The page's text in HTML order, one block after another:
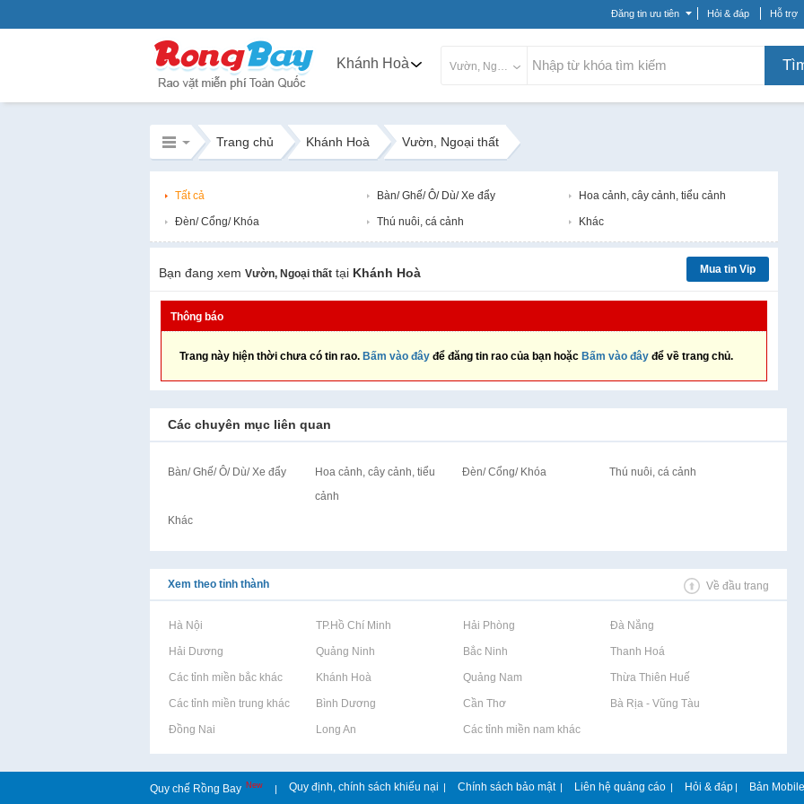
Đăng tin ưu tiên Hỏi & đáp Hỗ trợ
Khánh Hoà Vườn, Ngoại thất
Trang chủ Khánh Hoà Vườn, Ngoại thất
Tất cả Bàn/ Ghế/ Ô/ Dù/ Xe đẩy Hoa cảnh, cây cảnh, tiểu cảnh
Đèn/ Cổng/ Khóa Thú nuôi, cá cảnh Khác
Bạn đang xem Vườn, Ngoại thất tại Khánh Hoà Mua tin Vip
Thông báo
Trang này hiện thời chưa có tin rao. Bấm vào đây để đăng tin rao của bạn hoặc Bấm vào đây để về trang chủ.
Các chuyên mục liên quan
Bàn/ Ghế/ Ô/ Dù/ Xe đẩy
Hoa cảnh, cây cảnh, tiểu
cảnh
Đèn/ Cổng/ Khóa Thú nuôi, cá cảnh
Khác
Xem theo tỉnh thành Về đầu trang
Rao vặt tại Hà Nội Rao vặt tại TP.Hồ Chí Minh Rao vặt tại Hải Phòng Rao vặt tại Đà Nẵng
Rao vặt tại Hải Dương Rao vặt tại Quảng Ninh Rao vặt tại Bắc Ninh Rao vặt tại Thanh Hoá
Rao vặt tại Các tỉnh miền bắc khácRao vặt tại Khánh Hoà Rao vặt tại Quảng Nam Rao vặt tại Thừa Thiên Huế
Rao vặt tại Các tỉnh miền trung khácRao vặt tại Bình Dương Rao vặt tại Cần Thơ Rao vặt tại Bà Rịa - Vũng Tàu
Rao vặt tại Đồng Nai Rao vặt tại Long An Rao vặt tại Các tỉnh miền nam khác
Quy chế Rồng Bay New | Quy định, chính sách khiếu nại | Chính sách bảo mật | Liên hệ quảng cáo | Hỏi & đáp | Bản Mobile